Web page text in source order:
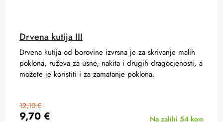
Drvena kutija III
9,70 €
12,10 €
Na zalihi 54 kom
Drvena kutija od borovine izvrsna je za skrivanje malih
poklona, ​​ruževa za usne, nakita i drugih dragocjenosti, a
možete je koristiti i za zamatanje poklona.